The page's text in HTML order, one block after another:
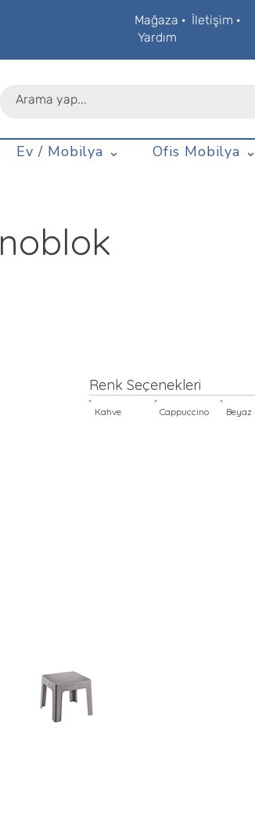
Mağaza · İletişim ·
Yardım
Ev / Mobilya ⌄ Ofis Mobilya ⌄
Renk Seçenekleri
Kahve Cappuccino Beyaz